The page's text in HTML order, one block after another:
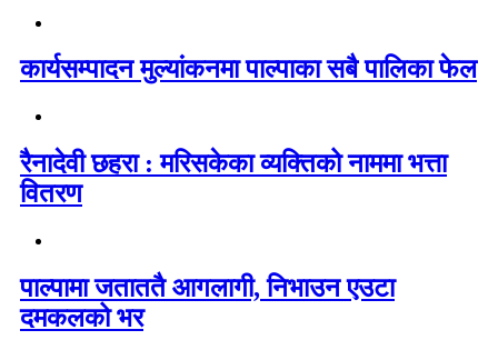
कार्यसम्पादन मुल्यांकनमा पाल्पाका सबै पालिका फेल
रैनादेवी छहरा : मरिसकेका व्यक्तिको नाममा भत्ता
वितरण
पाल्पामा जताततै आगलागी, निभाउन एउटा
दमकलको भर